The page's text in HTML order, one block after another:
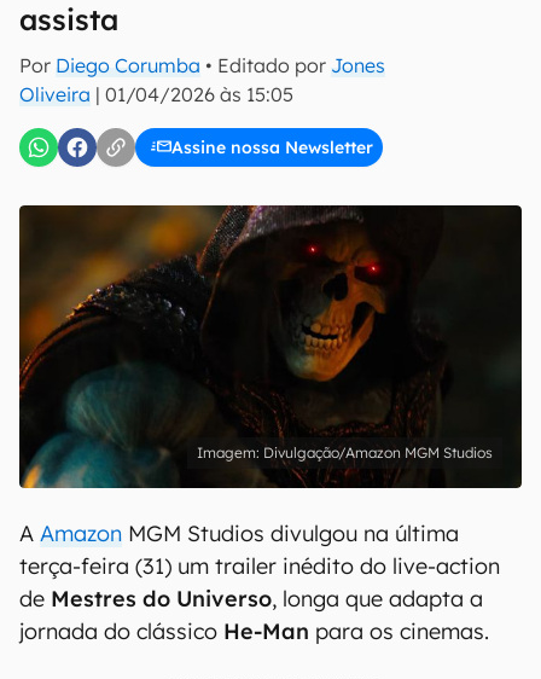
assista
Por Diego Corumba • Editado por Jones
Oliveira | 01/04/2026 às 15:05
Assine nossa Newsletter
inscreva-se
Confirmo que li, aceito e concordo com os Termos de
Uso e Política de Privacidade do Canaltech.
Divulgação/Amazon MGM Studios
A Amazon MGM Studios divulgou na última
terça-feira (31) um trailer inédito do live-action
de Mestres do Universo, longa que adapta a
jornada do clássico He-Man para os cinemas.